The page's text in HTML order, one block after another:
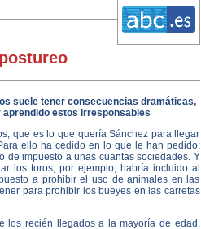
suele tener consecuencias dramáticas,
estos irresponsables
que es lo que quería Sánchez para llegar
ello ha cedido en lo que le han pedido:
de impuesto a unas cuantas sociedades. Y
los toros, por ejemplo, habría incluido al
a prohibir el uso de animales en las
para prohibir los bueyes en las carretas
los recién llegados a la mayoría de edad,